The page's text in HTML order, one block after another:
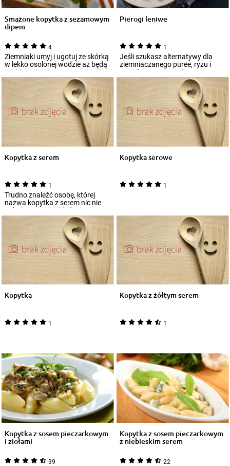
Smażone kopytka z sezamowym
dipem
4
Ziemniaki umyj i ugotuj ze skórką
w lekko osolonej wodzie aż będą
miękkie, ok 30 minut. Następnie...
Pierogi leniwe
1
Jeśli szukasz alternatywy dla
ziemniaczanego puree, ryżu i
wszelkiego rodzaju kasz, a
chcesz przy...
Kopytka z serem
1
Trudno znaleźć osobę, której
nazwa kopytka z serem nic nie
mówi. To przecież jedno z
najpopularni...
Kopytka serowe
1
Kopytka
1
Kopytka z żółtym serem
1
Kopytka z sosem pieczarkowym
i ziołami
39
Kopytka z sosem pieczarkowym
z niebieskim serem
22